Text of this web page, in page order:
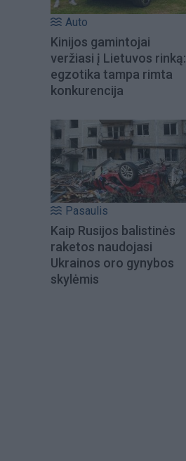
Auto
Kinijos gamintojai
veržiasi į Lietuvos rinką:
egzotika tampa rimta
konkurencija
Pasaulis
Kaip Rusijos balistinės
raketos naudojasi
Ukrainos oro gynybos
skylėmis